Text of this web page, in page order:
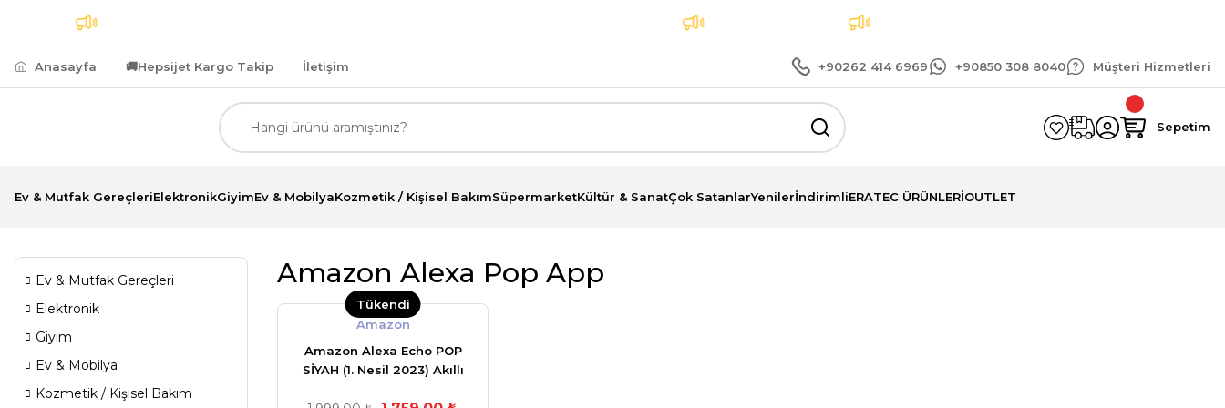
7.500,00 TL ve Üzeri Alımlarda Kredi Kartına Peşin Fiyatına 3 Taksit İmkanı Aynı Gün Teslimat Tüm siparişlerinizde geçerli 1.500 TL ve üzeri
Anasayfa 🚚Hepsijet Kargo Takip İletişim +90262 414 6969 +90850 308 8040 Müşteri Hizmetleri
Sepetim
Ev & Mutfak GereçleriElektronikGiyimEv & MobilyaKozmetik / Kişisel BakımSüpermarketKültür & SanatÇok SatanlarYenilerİndirimliERATEC ÜRÜNLERİOUTLET
Ev & Mutfak Gereçleri
Elektronik
Giyim
Ev & Mobilya
Kozmetik / Kişisel Bakım
Amazon Alexa Pop App
Tükendi
Amazon
Amazon Alexa Echo POP
SİYAH (1. Nesil 2023) Akıllı